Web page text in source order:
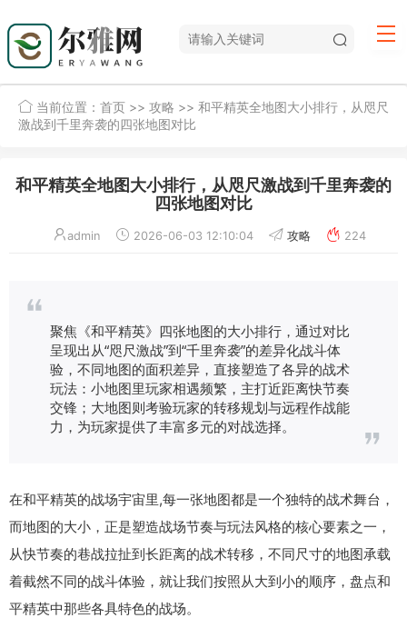
当前位置： 首页 >> 攻略 >> 和平精英全地图大小排行，从咫尺
激战到千里奔袭的四张地图对比
和平精英全地图大小排行，从咫尺激战到千里奔袭的
四张地图对比
admin 2026-06-03 12:10:04 攻略 224
聚焦《和平精英》四张地图的大小排行，通过对比
呈现出从“咫尺激战”到“千里奔袭”的差异化战斗体
验，不同地图的面积差异，直接塑造了各异的战术
玩法：小地图里玩家相遇频繁，主打近距离快节奏
交锋；大地图则考验玩家的转移规划与远程作战能
力，为玩家提供了丰富多元的对战选择。
在和平精英的战场宇宙里,每一张地图都是一个独特的战术舞台，
而地图的大小，正是塑造战场节奏与玩法风格的核心要素之一，
从快节奏的巷战拉扯到长距离的战术转移，不同尺寸的地图承载
着截然不同的战斗体验，就让我们按照从大到小的顺序，盘点和
平精英中那些各具特色的战场。